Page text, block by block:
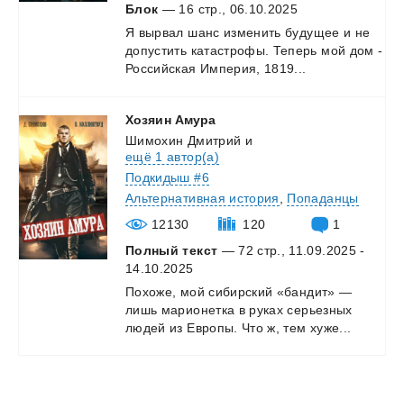
Блок — 16 стр., 06.10.2025
Я вырвал шанс изменить будущее и не
допустить катастрофы. Теперь мой дом -
Российская Империя, 1819...
Хозяин Амура
Шимохин Дмитрий и
ещё 1 автор(а)
Подкидыш #6
Альтернативная история
Попаданцы
12130
120
1
Полный текст — 72 стр., 11.09.2025 -
14.10.2025
Похоже,
мой сибирский «бандит» —
лишь марионетка в руках серьезных
людей из Европы. Что ж, тем хуже...